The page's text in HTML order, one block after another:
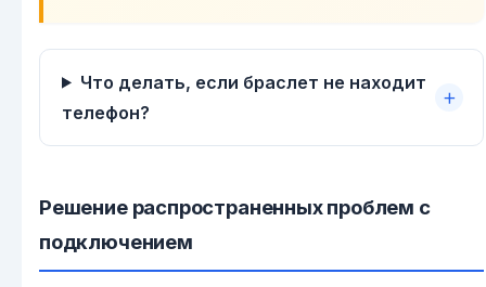
Что делать, если браслет не находит
телефон?
Решение распространенных проблем с
подключением